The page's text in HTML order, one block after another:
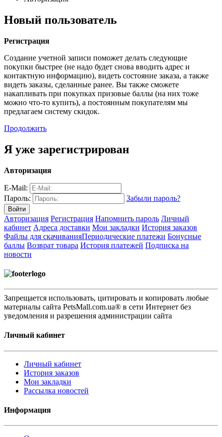
Новый пользователь
Регистрация
Создание учетной записи поможет делать следующие
покупки быстрее (не надо будет снова вводить адрес и
контактную информацию), видеть состояние заказа, а также
видеть заказы, сделанные ранее. Вы также сможете
накапливать при покупках призовые баллы (на них тоже
можно что-то купить), а постоянным покупателям мы
предлагаем систему скидок.
Продолжить
Я уже зарегистрирован
Авторизация
E-Mail:
Пароль:
Забыли пароль?
Авторизация Регистрация Напомнить пароль Личный
кабинет Адреса доставки Мои закладки История заказов
Файлы для скачиванияПериодические платежи Бонусные
баллы Возврат товара История платежей Подписка на
новости
Запрещается использовать, цитировать и копировать любые
материалы сайта PetsMall.com.ua® в сети Интернет без
уведомления и разрешения администрации сайта
Личный кабинет
Личный кабинет
История заказов
Мои закладки
Рассылка новостей
Информация